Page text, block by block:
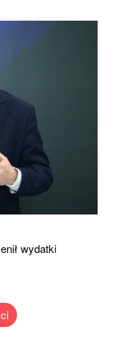
wydatki